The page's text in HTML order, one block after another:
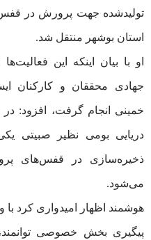
تولیدشده جهت پرورش در
استان بوشهر منتقل شد.
او با بیان اینکه این
جهادی محققان و کارکنان
خمینی انجام گرفت، افزود: در
دریایی بومی نظیر صبیتی
ذخیره‌سازی در قفس‌های
می‌شود.
هوشمند اظهار امیدواری کرد
پیگیری بخش خصوصی